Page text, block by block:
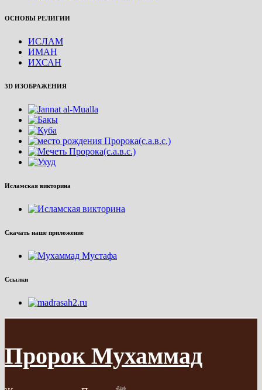
ОСНОВЫ РЕЛИГИИ
ИСЛАМ
ИМАН
ИХСАН
3D ИЗОБРАЖЕНИЯ
Исламская викторина
Скачать наше приложение
Ссылки
Пророк Мухаммад